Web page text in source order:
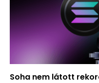
Soha nem látott